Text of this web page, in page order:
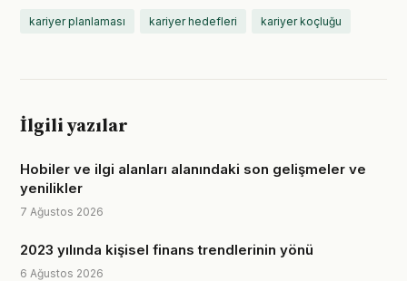
kariyer planlaması kariyer hedefleri kariyer koçluğu
İlgili yazılar
Hobiler ve ilgi alanları alanındaki son gelişmeler ve
yenilikler
7 Ağustos 2026
2023 yılında kişisel finans trendlerinin yönü
6 Ağustos 2026